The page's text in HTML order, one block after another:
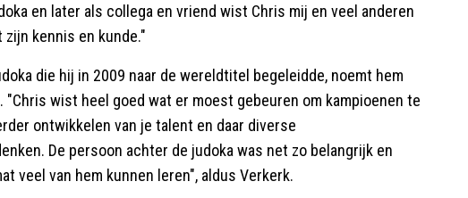
en later als collega en vriend wist Chris mij en veel anderen
kennis en kunde."
die hij in 2009 naar de wereldtitel begeleidde, noemt hem
"Chris wist heel goed wat er moest gebeuren om kampioenen te
ontwikkelen van je talent en daar diverse
De persoon achter de judoka was net zo belangrijk en
veel van hem kunnen leren", aldus Verkerk.